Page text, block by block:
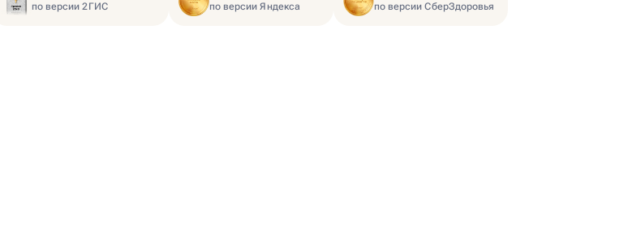
по версии 2ГИС по версии Яндекса по версии СберЗдоровья